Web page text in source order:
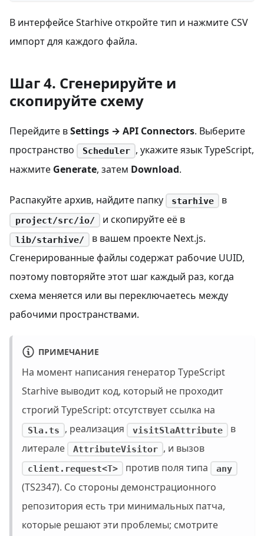
В интерфейсе Starhive откройте тип и нажмите CSV
импорт для каждого файла.
Шаг 4. Сгенерируйте и
скопируйте схему
Перейдите вSettings → API Connectors. Выберите
пространство
Scheduler , укажите язык TypeScript,
нажмите Generate, затем Download.
Распакуйте архив, найдите папку starhive в
project/src/io/ и скопируйте её в
lib/starhive/
в вашем проекте Next.js.
Сгенерированные файлы содержат рабочие UUID,
поэтому повторяйте этот шаг каждый раз, когда
схема меняется или вы переключаетесь между
рабочими пространствами.
ПРИМЕЧАНИЕ
На момент написания генератор TypeScript
Starhive выводит код, который не проходит
строгий TypeScript: отсутствует ссылка на
Sla.ts , реализация visitSlaAttribute
в
литерале
AttributeVisitor , и вызов
client.request<T> против поля типа any
(TS2347). Со стороны демонстрационного
репозитория есть три минимальных патча,
которые решают эти проблемы; смотрите